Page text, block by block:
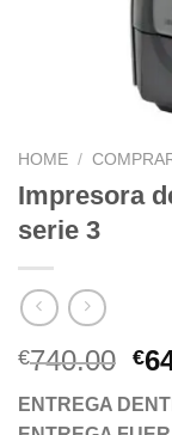
HOME /
Impresora
serie 3
€740.00 €
ENTREGA